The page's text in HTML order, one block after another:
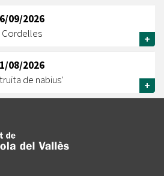
09/2026
Cordelles
+
08/2026
de nabius'
+